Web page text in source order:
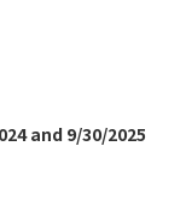
and 9/30/2025